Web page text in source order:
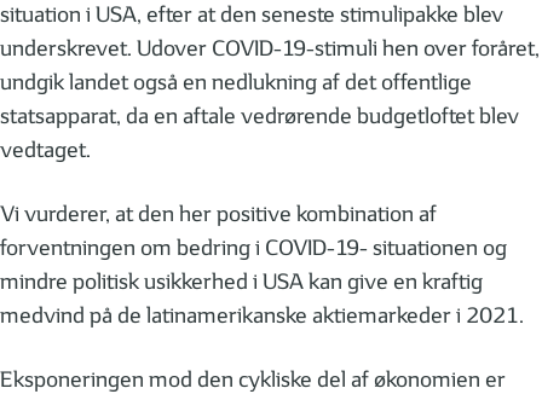
situation i USA, efter at den seneste stimulipakke blev
underskrevet. Udover COVID-19-stimuli hen over foråret,
undgik landet også en nedlukning af det offentlige
statsapparat, da en aftale vedrørende budgetloftet blev
vedtaget.
Vi vurderer, at den her positive kombination af
forventningen om bedring i COVID-19- situationen og
mindre politisk usikkerhed i USA kan give en kraftig
medvind på de latinamerikanske aktiemarkeder i 2021.
Eksponeringen mod den cykliske del af økonomien er